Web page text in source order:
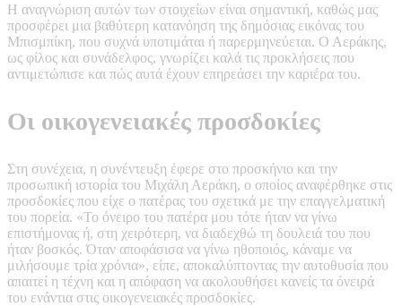
Η αναγνώριση αυτών των στοιχείων είναι σημαντική, καθώς μας
προσφέρει μια βαθύτερη κατανόηση της δημόσιας εικόνας του
Μπισμπίκη, που συχνά υποτιμάται ή παρερμηνεύεται. Ο Αεράκης,
ως φίλος και συνάδελφος, γνωρίζει καλά τις προκλήσεις που
αντιμετώπισε και πώς αυτά έχουν επηρεάσει την καριέρα του.
Οι οικογενειακές προσδοκίες
Στη συνέχεια, η συνέντευξη έφερε στο προσκήνιο και την
προσωπική ιστορία του Μιχάλη Αεράκη, ο οποίος αναφέρθηκε στις
προσδοκίες που είχε ο πατέρας του σχετικά με την επαγγελματική
του πορεία. «Το όνειρο του πατέρα μου τότε ήταν να γίνω
επιστήμονας ή, στη χειρότερη, να διαδεχθώ τη δουλειά του που
ήταν βοσκός. Όταν αποφάσισα να γίνω ηθοποιός, κάναμε να
μιλήσουμε τρία χρόνια», είπε, αποκαλύπτοντας την αυτοθυσία που
απαιτεί η τέχνη και η απόφαση να ακολουθήσει κανείς τα όνειρά
του ενάντια στις οικογενειακές προσδοκίες.